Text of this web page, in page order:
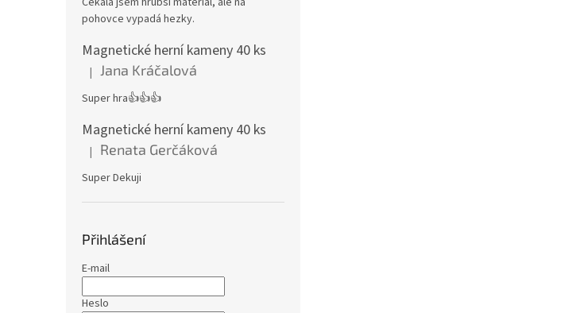
pohovce vypadá hezky.
Magnetické herní kameny 40 ks
Hodnocení produktu je 5 z 5 hvězdiček.
| Jana Kráčalová
Super hra👍👍👍
Magnetické herní kameny 40 ks
Hodnocení produktu je 5 z 5 hvězdiček.
| Renata Gerčáková
Super Dekuji
Přihlášení
E-mail
Heslo